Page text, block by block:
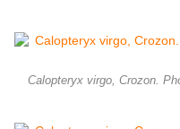
Calopteryx virgo, Crozon.